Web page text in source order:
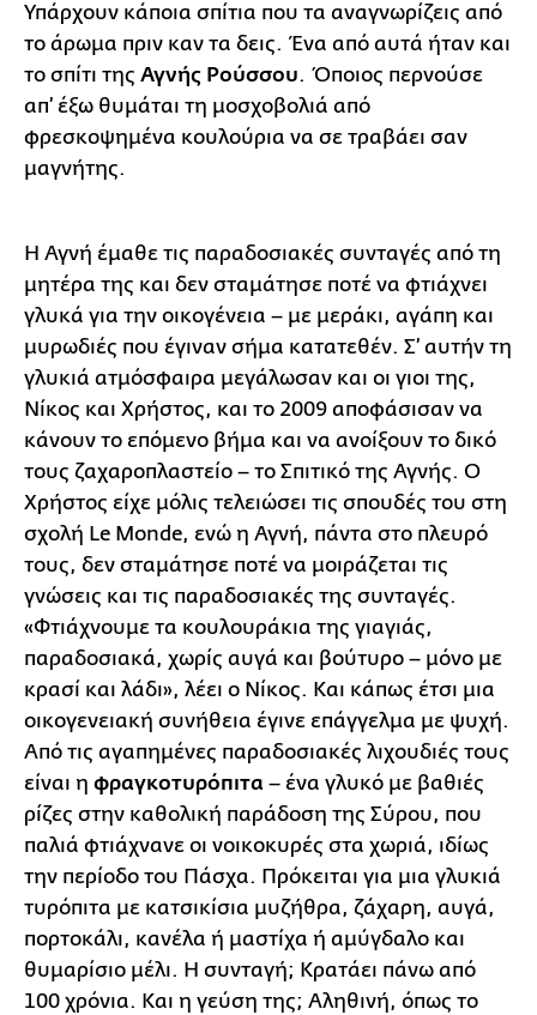
Υπάρχουν κάποια σπίτια που τα αναγνωρίζεις από
το άρωμα πριν καν τα δεις. Ένα από αυτά ήταν και
το σπίτι της Αγνής Ρούσσου. Όποιος περνούσε
απ’ έξω θυμάται τη μοσχοβολιά από
φρεσκοψημένα κουλούρια να σε τραβάει σαν
μαγνήτης.
Η Αγνή έμαθε τις παραδοσιακές συνταγές από τη
μητέρα της και δεν σταμάτησε ποτέ να φτιάχνει
γλυκά για την οικογένεια – με μεράκι, αγάπη και
μυρωδιές που έγιναν σήμα κατατεθέν. Σ’ αυτήν τη
γλυκιά ατμόσφαιρα μεγάλωσαν και οι γιοι της,
Νίκος και Χρήστος, και το 2009 αποφάσισαν να
κάνουν το επόμενο βήμα και να ανοίξουν το δικό
τους ζαχαροπλαστείο – το Σπιτικό της Αγνής. Ο
Χρήστος είχε μόλις τελειώσει τις σπουδές του στη
σχολή Le Monde, ενώ η Αγνή, πάντα στο πλευρό
τους, δεν σταμάτησε ποτέ να μοιράζεται τις
γνώσεις και τις παραδοσιακές της συνταγές.
«Φτιάχνουμε τα κουλουράκια της γιαγιάς,
παραδοσιακά, χωρίς αυγά και βούτυρο – μόνο με
κρασί και λάδι», λέει ο Νίκος. Και κάπως έτσι μια
οικογενειακή συνήθεια έγινε επάγγελμα με ψυχή.
Από τις αγαπημένες παραδοσιακές λιχουδιές τους
είναι η φραγκοτυρόπιτα – ένα γλυκό με βαθιές
ρίζες στην καθολική παράδοση της Σύρου, που
παλιά φτιάχνανε οι νοικοκυρές στα χωριά, ιδίως
την περίοδο του Πάσχα. Πρόκειται για μια γλυκιά
τυρόπιτα με κατσικίσια μυζήθρα, ζάχαρη, αυγά,
πορτοκάλι, κανέλα ή μαστίχα ή αμύγδαλο και
θυμαρίσιο μέλι. Η συνταγή; Κρατάει πάνω από
100 χρόνια. Και η γεύση της; Αληθινή, όπως το